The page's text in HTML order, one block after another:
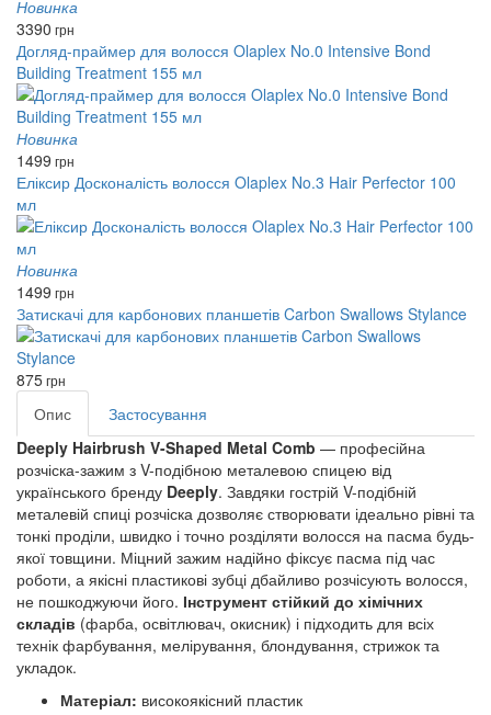
Новинка
3390 грн
Догляд-праймер для волосся Olaplex No.0 Intensive Bond
Building Treatment 155 мл
Новинка
1499 грн
Еліксир Досконалість волосся Olaplex No.3 Hair Perfector 100
мл
Новинка
1499 грн
Затискачі для карбонових планшетів Carbon Swallows Stylance
875грн
Опис
Застосування
Deeply Hairbrush V-Shaped Metal Comb — професійна
розчіска-зажим з V-подібною металевою спицею від
українського бренду Deeply. Завдяки гострій V-подібній
металевій спиці розчіска дозволяє створювати ідеально рівні та
тонкі проділи, швидко і точно розділяти волосся на пасма будь-
якої товщини. Міцний зажим надійно фіксує пасма під час
роботи, а якісні пластикові зубці дбайливо розчісують волосся,
не пошкоджуючи його. Інструмент стійкий до хімічних
складів (фарба, освітлювач, окисник) і підходить для всіх
технік фарбування, мелірування, блондування, стрижок та
укладок.
Матеріал: високоякісний пластик